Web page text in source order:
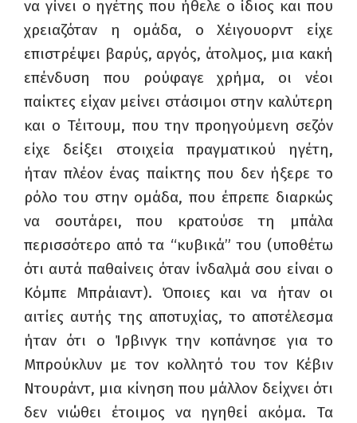
να γίνει ο ηγέτης που ήθελε ο ίδιος και που
χρειαζόταν η ομάδα, ο Χέιγουορντ είχε
επιστρέψει βαρύς, αργός, άτολμος, μια κακή
επένδυση που ρούφαγε χρήμα, οι νέοι
παίκτες είχαν μείνει στάσιμοι στην καλύτερη
και ο Τέιτουμ, που την προηγούμενη σεζόν
είχε δείξει στοιχεία πραγματικού ηγέτη,
ήταν πλέον ένας παίκτης που δεν ήξερε το
ρόλο του στην ομάδα, που έπρεπε διαρκώς
να σουτάρει, που κρατούσε τη μπάλα
περισσότερο από τα “κυβικά” του (υποθέτω
ότι αυτά παθαίνεις όταν ίνδαλμά σου είναι ο
Κόμπε Μπράιαντ). Όποιες και να ήταν οι
αιτίες αυτής της αποτυχίας, το αποτέλεσμα
ήταν ότι ο Ίρβινγκ την κοπάνησε για το
Μπρούκλυν με τον κολλητό του τον Κέβιν
Ντουράντ, μια κίνηση που μάλλον δείχνει ότι
δεν νιώθει έτοιμος να ηγηθεί ακόμα. Τα